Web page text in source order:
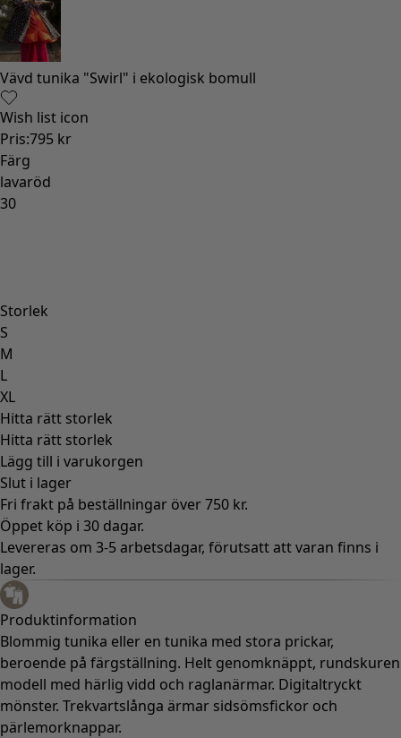
Vävd tunika "Swirl" i ekologisk bomull
Wish list icon
Pris:795 kr
Färg
lavaröd
30
Storlek
S
M
L
XL
Hitta rätt storlek
Hitta rätt storlek
Lägg till i varukorgen
Slut i lager
Fri frakt på beställningar över 750 kr.
Öppet köp i 30 dagar.
Levereras om 3-5 arbetsdagar, förutsatt att varan finns i
lager.
Produktinformation
Blommig tunika eller en tunika med stora prickar,
beroende på färgställning. Helt genomknäppt, rundskuren
modell med härlig vidd och raglanärmar. Digitaltryckt
mönster. Trekvartslånga ärmar sidsömsfickor och
pärlemorknappar.